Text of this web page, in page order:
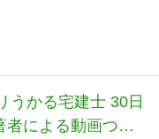
うかる宅建士 30日
による動画つき/